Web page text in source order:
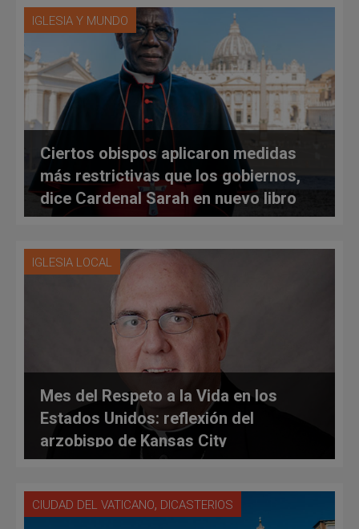
IGLESIA Y MUNDO
Ciertos obispos aplicaron medidas
más restrictivas que los gobiernos,
dice Cardenal Sarah en nuevo libro
IGLESIA LOCAL
Mes del Respeto a la Vida en los
Estados Unidos: reflexión del
arzobispo de Kansas City
CIUDAD DEL VATICANO, DICASTERIOS